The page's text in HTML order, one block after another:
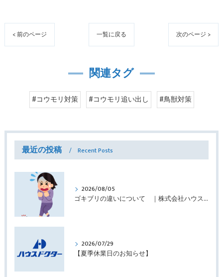
< 前のページ 一覧に戻る 次のページ >
関連タグ
#コウモリ対策 #コウモリ追い出し #鳥獣対策
最近の投稿 Recent Posts
2026/08/05
ゴキブリの違いについて ｜株式会社ハウスドクター
2026/07/29
【夏季休業日のお知らせ】